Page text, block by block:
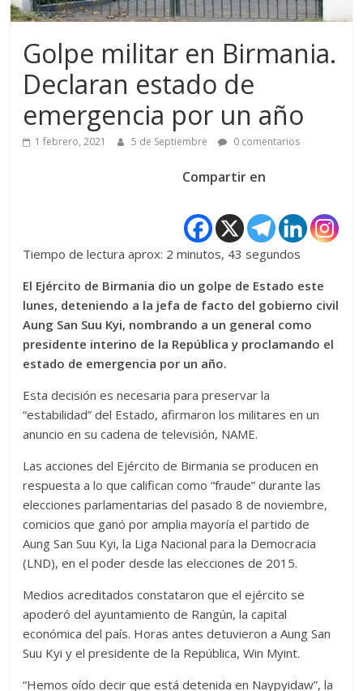
Golpe militar en Birmania.
Declaran estado de
emergencia por un año
1 febrero, 2021 5 de Septiembre 0 comentarios
Compartir en
Tiempo de lectura aprox: 2 minutos, 43 segundos
El Ejército de Birmania dio un golpe de Estado este
lunes, deteniendo a la jefa de facto del gobierno civil
Aung San Suu Kyi, nombrando a un general como
presidente interino de la República y proclamando el
estado de emergencia por un año.
Esta decisión es necesaria para preservar la
“estabilidad” del Estado, afirmaron los militares en un
anuncio en su cadena de televisión, NAME.
Las acciones del Ejército de Birmania se producen en
respuesta a lo que califican como “fraude” durante las
elecciones parlamentarias del pasado 8 de noviembre,
comicios que ganó por amplia mayoría el partido de
Aung San Suu Kyi, la Liga Nacional para la Democracia
(LND), en el poder desde las elecciones de 2015.
Medios acreditados constataron que el ejército se
apoderó del ayuntamiento de Rangún, la capital
económica del país. Horas antes detuvieron a Aung San
Suu Kyi y el presidente de la República, Win Myint.
“Hemos oído decir que está detenida en Naypyidaw”, la